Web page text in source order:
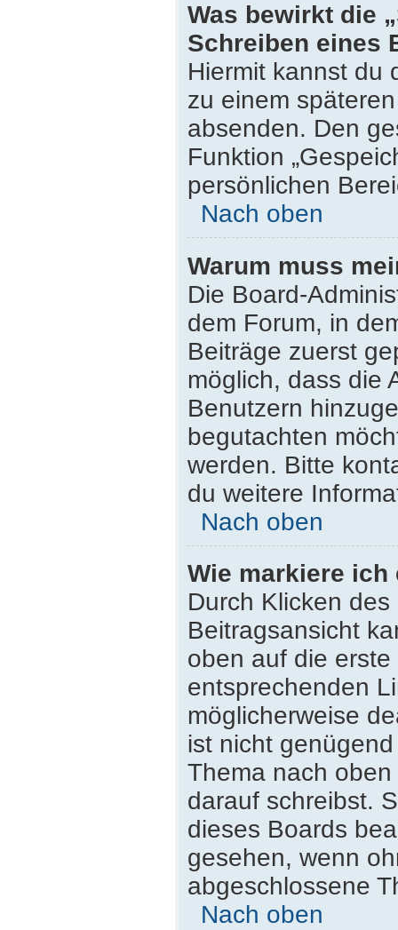
Was bewirkt die
Schreiben eines
Hiermit kannst du
zu einem
absenden. Den
Funktion
persönlichen
Nach oben
Warum muss
Die Board-
dem Forum, in
Beiträge zuerst
möglich, dass die
Benutzern
begutachten
werden. Bitte
du weitere
Nach oben
Wie markiere ich
Durch Klicken des
Beitragsansicht
oben auf die
entsprechenden
möglicherweise
ist nicht
Thema nach
darauf schreibst.
dieses Boards
gesehen, wenn
abgeschlossene
Nach oben